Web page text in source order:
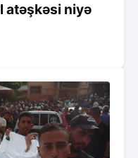
atəşkəsi niyə